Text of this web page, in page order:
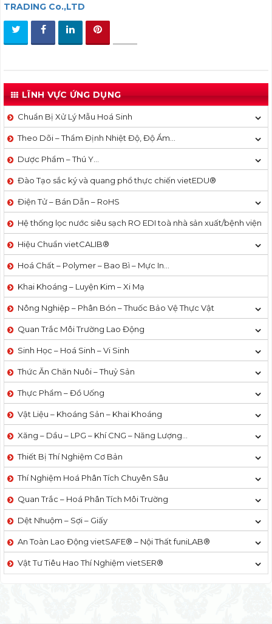
TRADING Co.,LTD
LĨNH VỰC ỨNG DỤNG
Chuẩn Bị Xử Lý Mẫu Hoá Sinh
Theo Dõi – Thẩm Định Nhiệt Độ, Độ Ẩm…
Dược Phẩm – Thú Y…
Đào Tạo sắc ký và quang phổ thực chiến vietEDU®
Điện Tử – Bán Dẫn – RoHS
Hệ thống lọc nước siêu sạch RO EDI​​ toà nhà sản xuất/bệnh viện
Hiệu Chuẩn vietCALIB®
Hoá Chất – Polymer – Bao Bì – Mực In…
Khai Khoáng – Luyện Kim – Xi Mạ
Nông Nghiệp – Phân Bón – Thuốc Bảo Vệ Thực Vật
Quan Trắc Môi Trường Lao Động
Sinh Học – Hoá Sinh – Vi Sinh
Thức Ăn Chăn Nuôi – Thuỷ Sản
Thực Phẩm – Đồ Uống
Vật Liệu – Khoáng Sản – Khai Khoáng
Xăng – Dầu – LPG – Khí CNG – Năng Lượng…
Thiết Bị Thí Nghiệm Cơ Bản
Thí Nghiệm Hoá Phân Tích Chuyên Sâu
Quan Trắc – Hoá Phân Tích Môi Trường
Dệt Nhuộm – Sợi – Giấy
An Toàn Lao Động vietSAFE® – Nội Thất funiLAB®
Vật Tư Tiêu Hao Thí Nghiệm vietSER®